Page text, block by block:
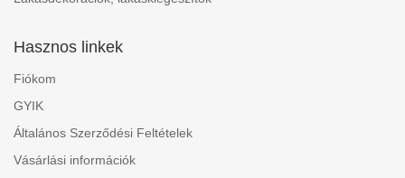
Hasznos linkek
Fiókom
GYIK
Általános Szerződési Feltételek
Vásárlási információk